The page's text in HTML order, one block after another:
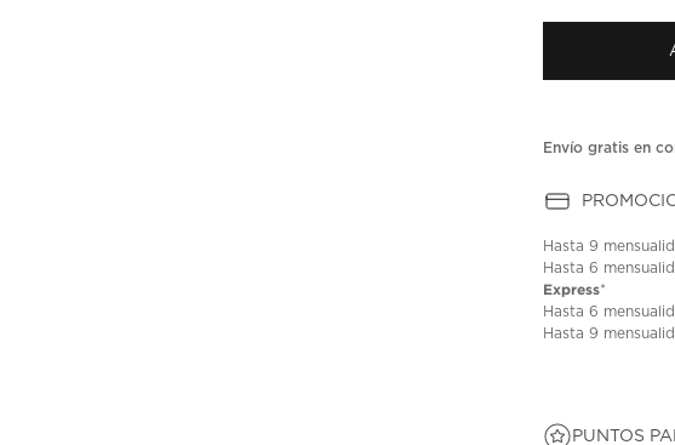
Envío gratis en
Hasta9
Hasta6
Express*
Hasta6
Hasta9
PUNTOS